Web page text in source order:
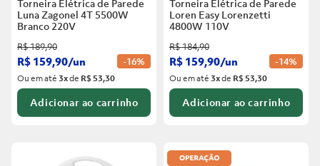
Torneira Elétrica de Parede
Luna Zagonel 4T 5500W
Branco 220V
R$189,90
R$ 159,90/un -16%
Ou em até3xde R$ 53,30
Adicionar ao carrinho
Torneira Elétrica de Parede
Loren Easy Lorenzetti
4800W 110V
R$184,90
R$ 159,90/un -14%
Ou em até3xde R$ 53,30
Adicionar ao carrinho